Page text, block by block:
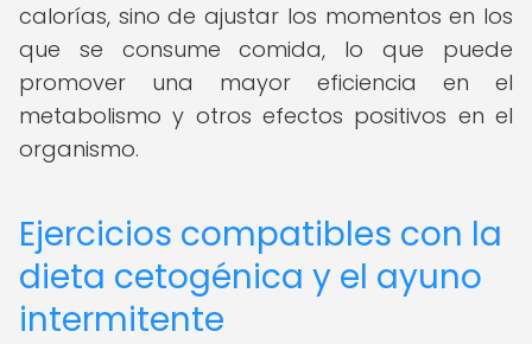
calorías, sino de ajustar los momentos en los
que se consume comida, lo que puede
promover una mayor eficiencia en el
metabolismo y otros efectos positivos en el
organismo.
Ejercicios compatibles con la
dieta cetogénica y el ayuno
intermitente